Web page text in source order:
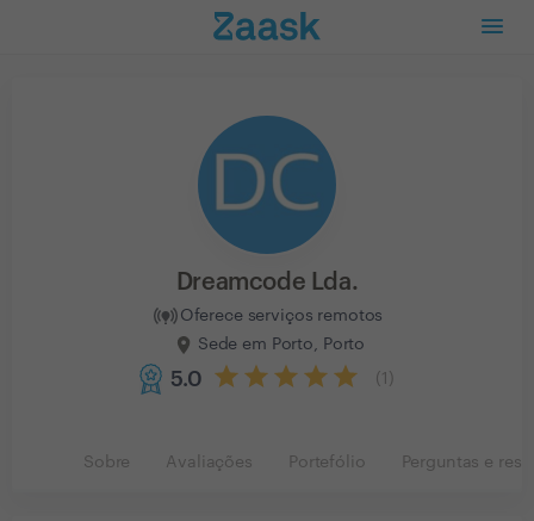
Dreamcode Lda.
Oferece serviços remotos
Sede em Porto, Porto
5.0 1
Sobre Avaliações Portefólio Perguntas e